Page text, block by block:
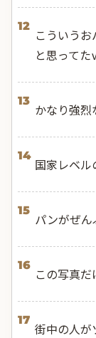
12
こういう
と思ってた
13
かなり強
14
国家レベル
15
パンがぜ
16
この写真
17
街中の人が